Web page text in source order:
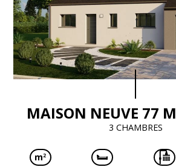
MAISON NEUVE 77 M
3 CHAMBRES